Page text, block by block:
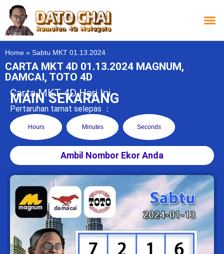
Home » Sabtu MKT 01.13.2024
CARTA MKT 4D 01.13.2024 MAGNUM,
DAMCAI, TOTO 4D
Carta MKT 4D Hari Ini
MAIN SEKARANG
Pertaruhan tamat selepas ：
Hours Minutes Seconds
Ambil Nombor Ekor Anda